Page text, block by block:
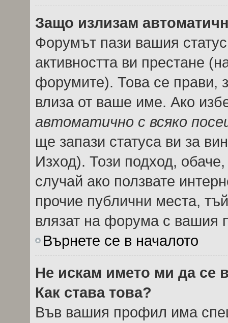
Защо излизам
Форумът пази вашия
активността ви престане
форумите). Това се прави,
влиза от ваше име. Ако
автоматично с всяко
ще запази статуса ви за
Изход). Този подход,
случай ако ползвате
прочие публични места,
влязат на форума с вашия
Върнете се в началото
Не искам името ми да се
Как става това?
Във вашия профил има